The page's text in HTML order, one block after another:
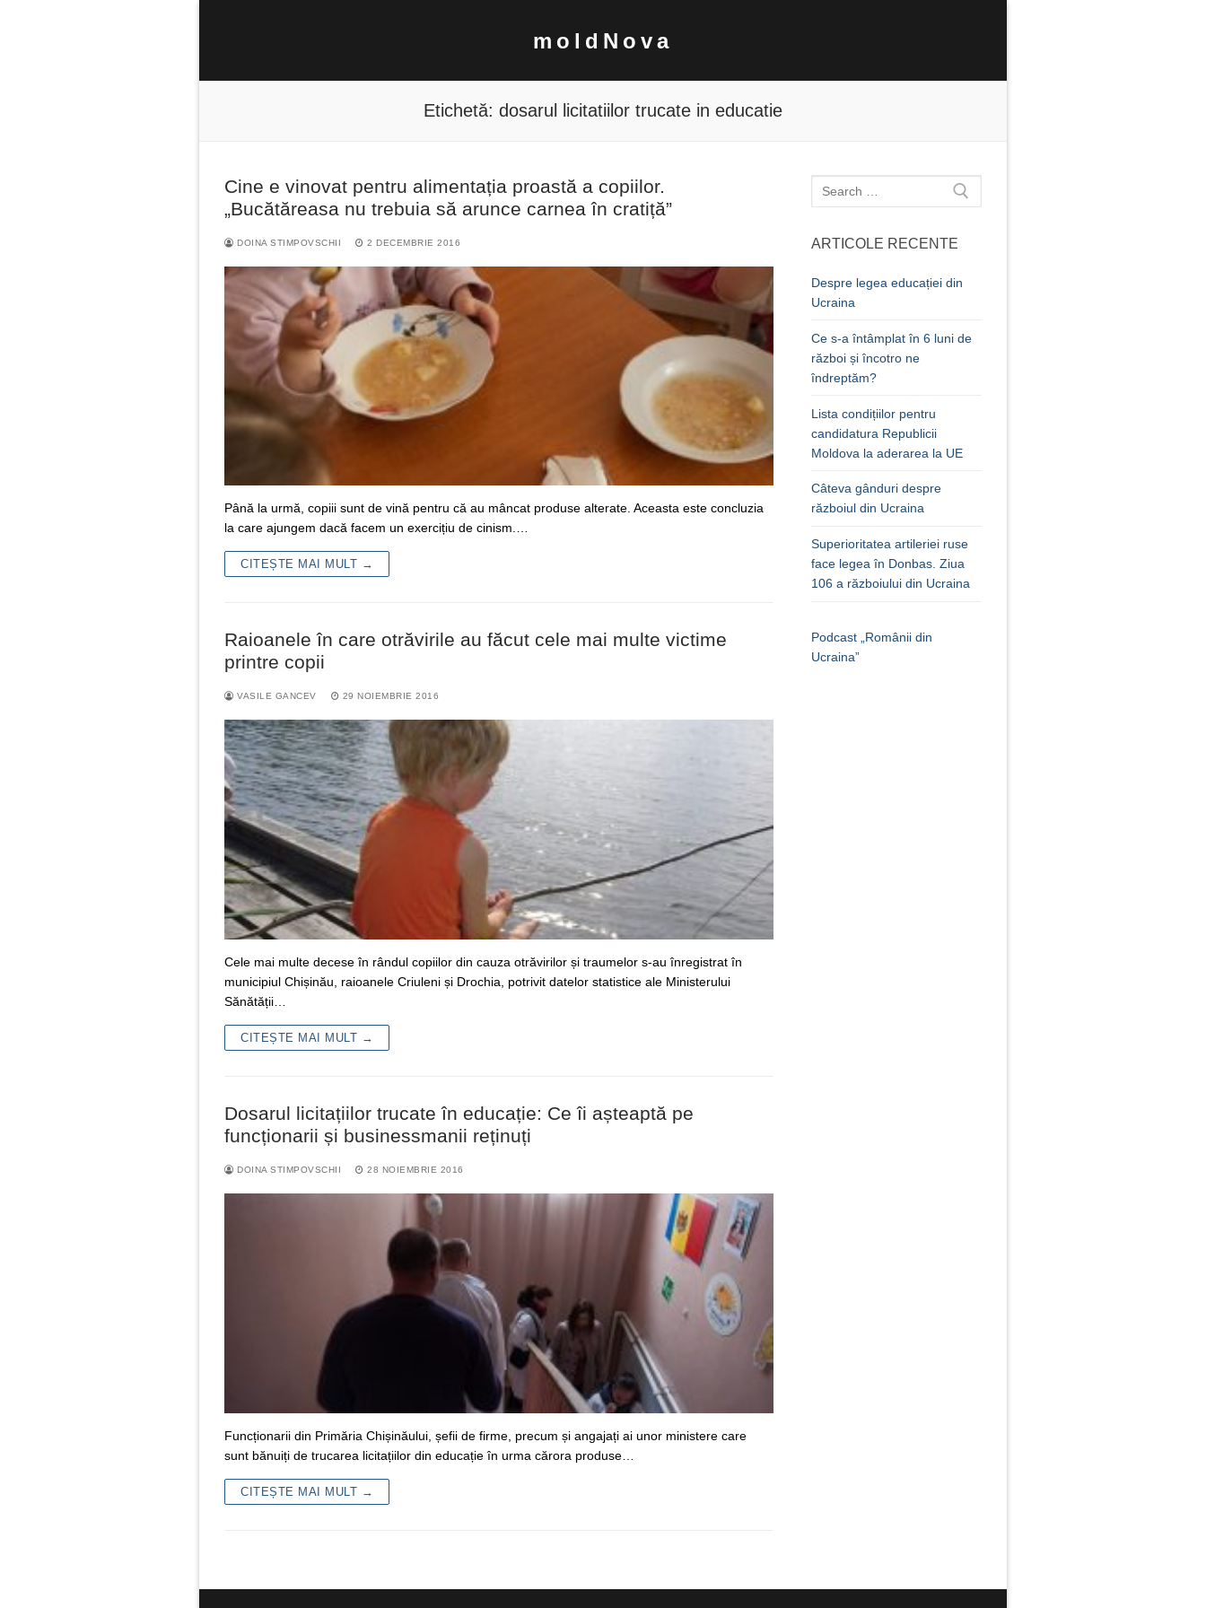
moldNova
Caută
după:
Etichetă: dosarul licitatiilor trucate in educatie
Cine e vinovat pentru alimentația proastă a copiilor.
„Bucătăreasa nu trebuia să arunce carnea în cratiță”
DOINA STIMPOVSCHII 2 DECEMBRIE 2016
Până la urmă, copiii sunt de vină pentru că au mâncat produse alterate. Aceasta este concluzia
la care ajungem dacă facem un exercițiu de cinism.…
CITEȘTE MAI MULT →
Raioanele în care otrăvirile au făcut cele mai multe victime
printre copii
VASILE GANCEV 29 NOIEMBRIE 2016
Cele mai multe decese în rândul copiilor din cauza otrăvirilor și traumelor s-au înregistrat în
municipiul Chișinău, raioanele Criuleni și Drochia, potrivit datelor statistice ale Ministerului
Sănătății…
CITEȘTE MAI MULT →
Dosarul licitațiilor trucate în educație: Ce îi așteaptă pe
funcționarii și businessmanii reținuți
DOINA STIMPOVSCHII 28 NOIEMBRIE 2016
Funcționarii din Primăria Chișinăului, șefii de firme, precum și angajați ai unor ministere care
sunt bănuiți de trucarea licitațiilor din educație în urma cărora produse…
CITEȘTE MAI MULT →
Caută
după:
ARTICOLE RECENTE
Despre legea educației din
Ucraina
Ce s-a întâmplat în 6 luni de
război și încotro ne
îndreptăm?
Lista condițiilor pentru
candidatura Republicii
Moldova la aderarea la UE
Câteva gânduri despre
războiul din Ucraina
Superioritatea artileriei ruse
face legea în Donbas. Ziua
106 a războiului din Ucraina
Podcast „Românii din
Ucraina”